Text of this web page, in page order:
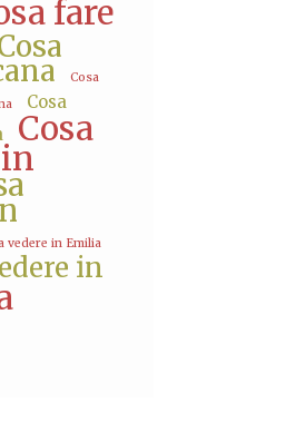
fare
Cosa
Cosa
Cosa
vedere in Emilia
in